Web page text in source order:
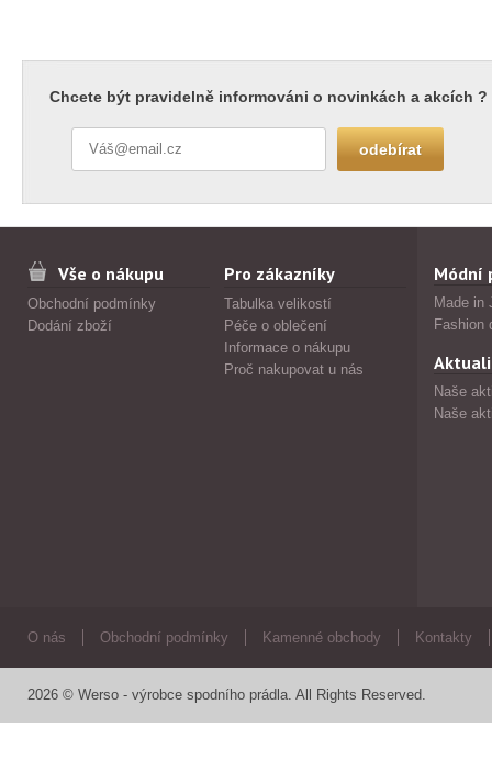
Chcete být pravidelně informováni o novinkách a akcích ?
Vše o nákupu
Obchodní podmínky
Dodání zboží
Pro zákazníky
Tabulka velikostí
Péče o oblečení
Informace o nákupu
Proč nakupovat u nás
Módní
Made in
Fashion
Naše
Naše
O nás Obchodní podmínky Kamenné obchody Kontakty
2026 © Werso - výrobce spodního prádla. All Rights Reserved.